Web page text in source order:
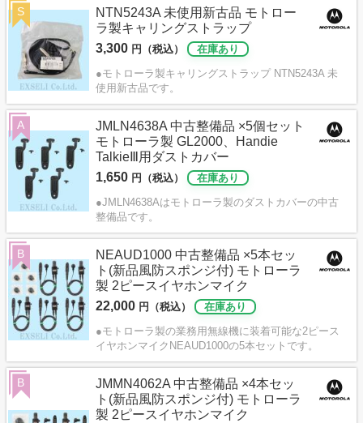
NTN5243A 未使用新古品 モトロー
ラ製キャリングストラップ
3,300 円（税込）
在庫あり
●モトローラ製キャリングストラップ NTN5243A 未
使用新古品です。
S
JMLN4638A 中古整備品 ×5個セット
モトローラ製 GL2000、Handie
TalkieⅢ用ダストカバー
1,650 円（税込）
在庫あり
●JMLN4638Aはモトローラ製のダストカバーの中古
整備品です。
A
NEAUD1000 中古整備品 ×5本セッ
ト(新品風防スポンジ付) モトローラ
製 2ピースイヤホンマイク
22,000 円（税込）
在庫あり
●モトローラ製の業務用無線機に装着可能な2ピース
イヤホンマイクNEAUD1000の5本セットです。
B
JMMN4062A 中古整備品 ×4本セッ
ト(新品風防スポンジ付) モトローラ
製 2ピースイヤホンマイク
B